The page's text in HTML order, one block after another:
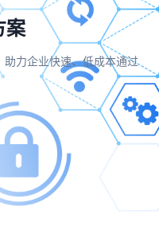
方案
程，助力企业快速、低成本通
求
密评合规要求，实现运维
案
治理，构建主动防御与持续监
方案
态授权，确保每一次访问都经